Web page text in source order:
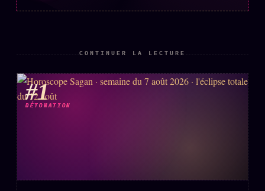
Words RadioFM
Archive complète
Récents
Soumettre un tip
CONTINUER LA LECTURE
#1
DÉTONATION